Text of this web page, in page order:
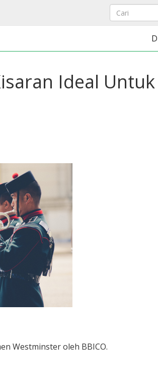
Ideal Untuk
Westminster oleh BBICO.